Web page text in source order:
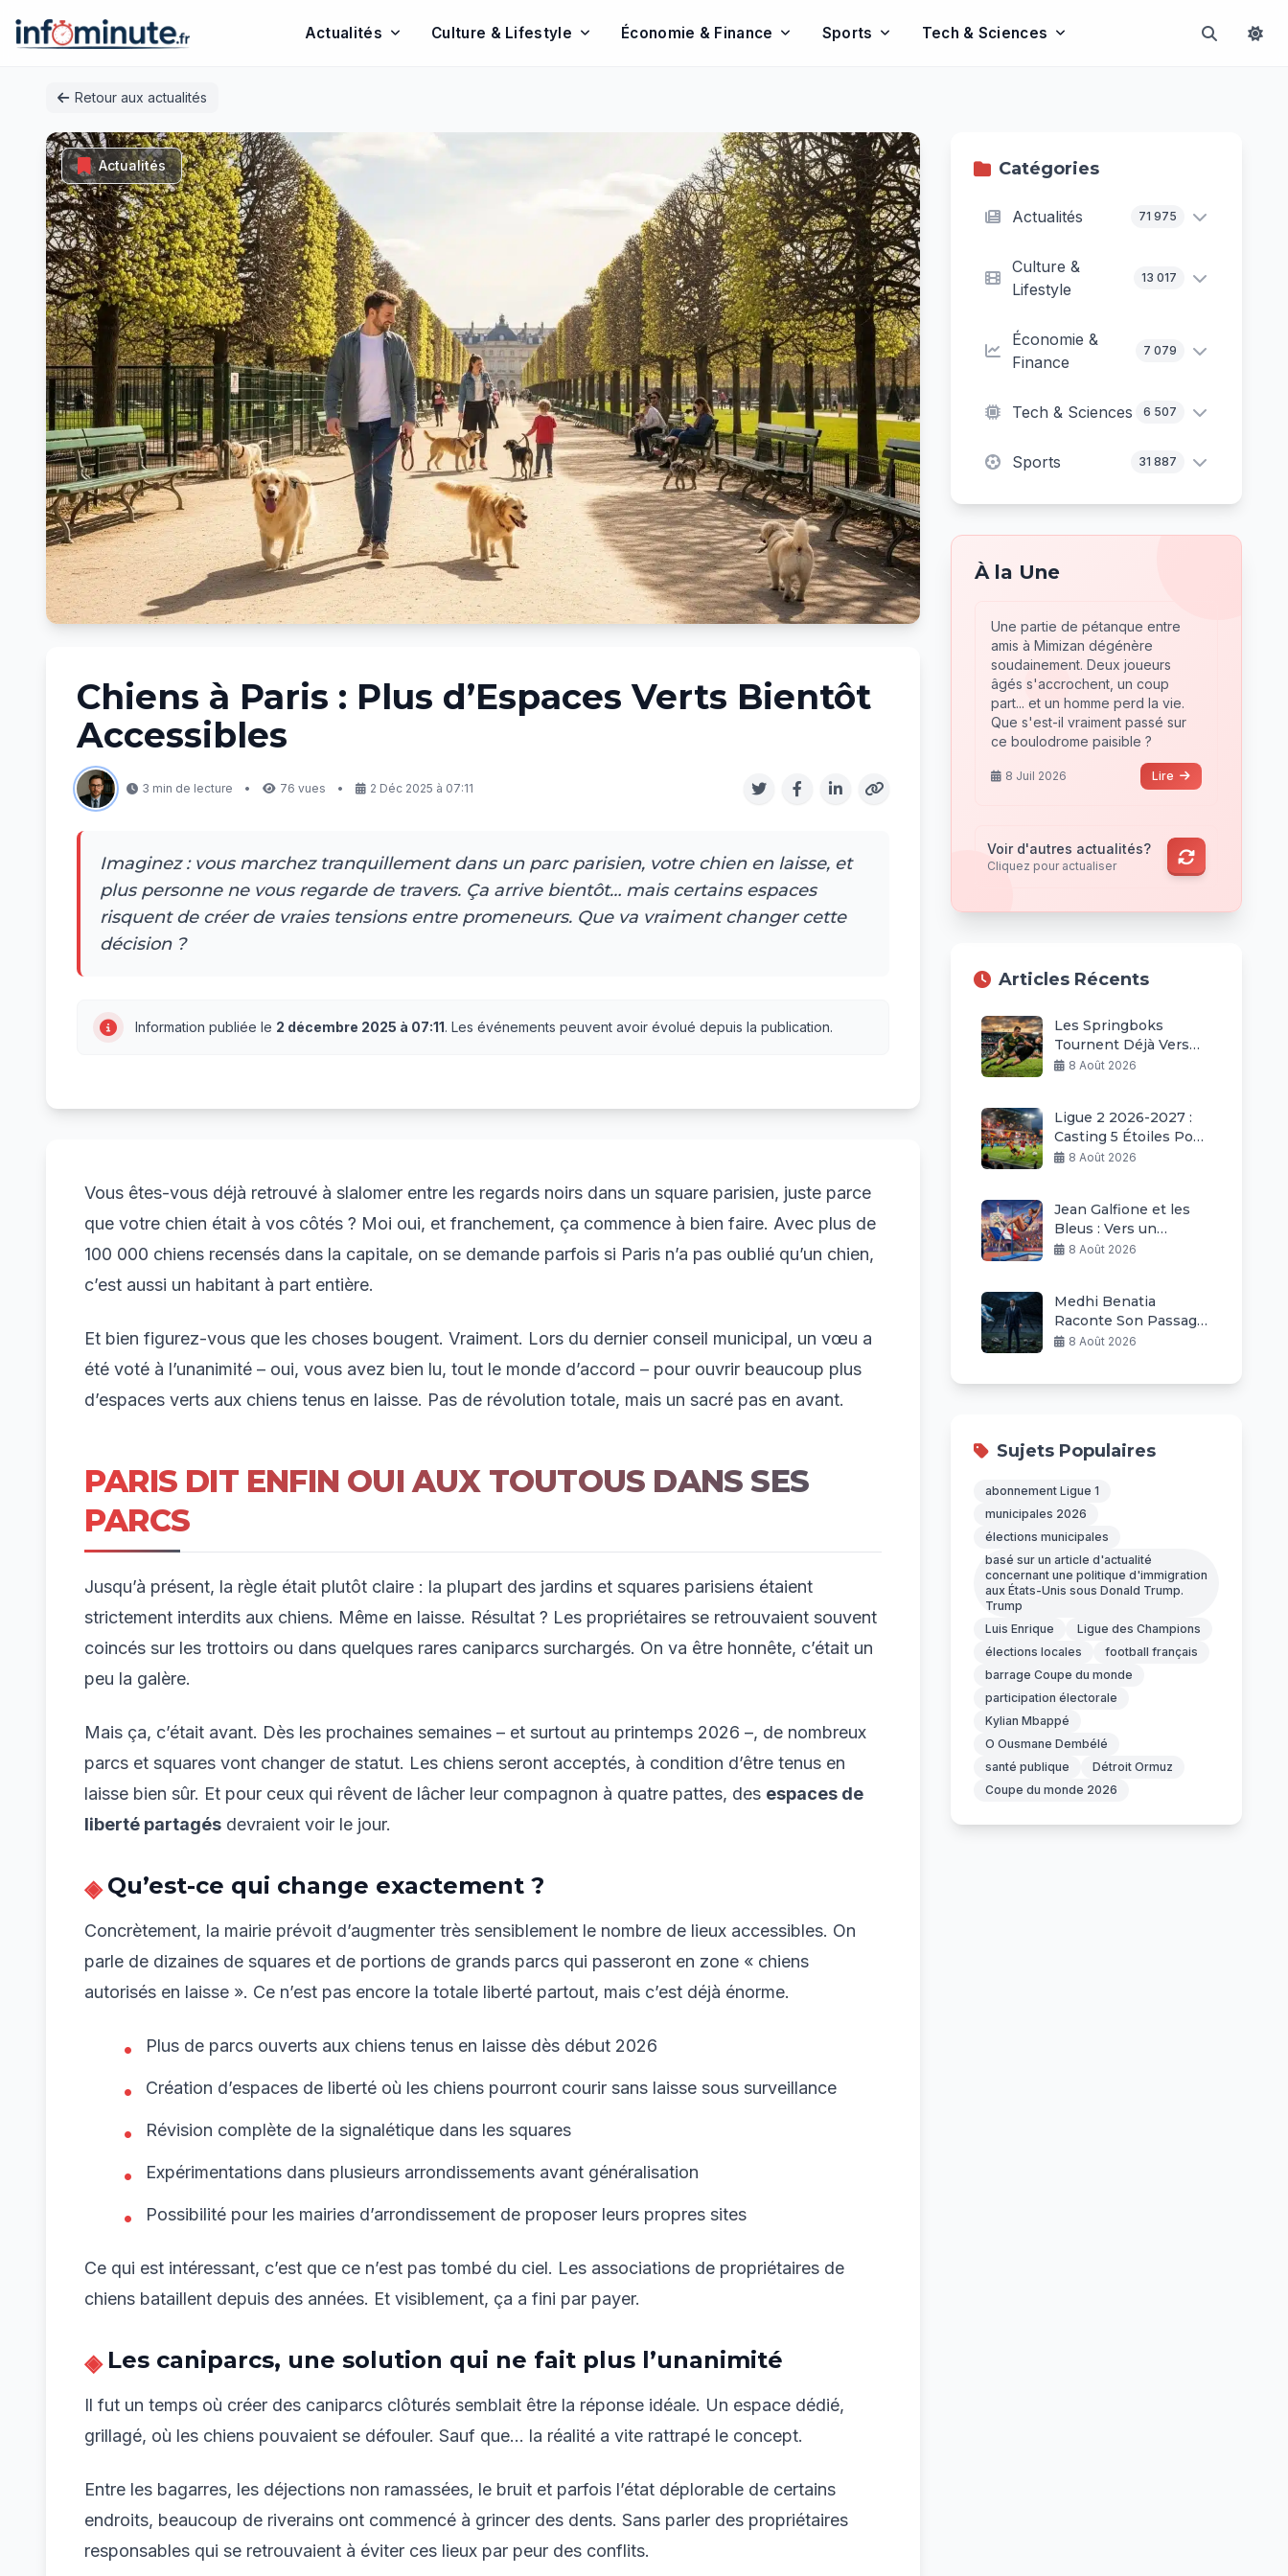
Actualités Culture & Lifestyle Économie & Finance Sports Tech & Sciences
Retour aux actualités
Actualités
Chiens à Paris : Plus d’Espaces Verts Bientôt
Accessibles
3 min de lecture • 76 vues • 2 Déc 2025 à 07:11
Imaginez : vous marchez tranquillement dans un parc parisien, votre chien en laisse, et
plus personne ne vous regarde de travers. Ça arrive bientôt… mais certains espaces
risquent de créer de vraies tensions entre promeneurs. Que va vraiment changer cette
décision ?
Information publiée le 2 décembre 2025 à 07:11. Les événements peuvent avoir évolué depuis la publication.
Vous êtes-vous déjà retrouvé à slalomer entre les regards noirs dans un square parisien, juste parce
que votre chien était à vos côtés ? Moi oui, et franchement, ça commence à bien faire. Avec plus de
100 000 chiens recensés dans la capitale, on se demande parfois si Paris n’a pas oublié qu’un chien,
c’est aussi un habitant à part entière.
Et bien figurez-vous que les choses bougent. Vraiment. Lors du dernier conseil municipal, un vœu a
été voté à l’unanimité – oui, vous avez bien lu, tout le monde d’accord – pour ouvrir beaucoup plus
d’espaces verts aux chiens tenus en laisse. Pas de révolution totale, mais un sacré pas en avant.
PARIS DIT ENFIN OUI AUX TOUTOUS DANS SES
PARCS
Jusqu’à présent, la règle était plutôt claire : la plupart des jardins et squares parisiens étaient
strictement interdits aux chiens. Même en laisse. Résultat ? Les propriétaires se retrouvaient souvent
coincés sur les trottoirs ou dans quelques rares caniparcs surchargés. On va être honnête, c’était un
peu la galère.
Mais ça, c’était avant. Dès les prochaines semaines – et surtout au printemps 2026 –, de nombreux
parcs et squares vont changer de statut. Les chiens seront acceptés, à condition d’être tenus en
laisse bien sûr. Et pour ceux qui rêvent de lâcher leur compagnon à quatre pattes, des espaces de
liberté partagés devraient voir le jour.
Qu’est-ce qui change exactement ?
Concrètement, la mairie prévoit d’augmenter très sensiblement le nombre de lieux accessibles. On
parle de dizaines de squares et de portions de grands parcs qui passeront en zone « chiens
autorisés en laisse ». Ce n’est pas encore la totale liberté partout, mais c’est déjà énorme.
Plus de parcs ouverts aux chiens tenus en laisse dès début 2026
Création d’espaces de liberté où les chiens pourront courir sans laisse sous surveillance
Révision complète de la signalétique dans les squares
Expérimentations dans plusieurs arrondissements avant généralisation
Possibilité pour les mairies d’arrondissement de proposer leurs propres sites
Ce qui est intéressant, c’est que ce n’est pas tombé du ciel. Les associations de propriétaires de
chiens bataillent depuis des années. Et visiblement, ça a fini par payer.
Les caniparcs, une solution qui ne fait plus l’unanimité
Il fut un temps où créer des caniparcs clôturés semblait être la réponse idéale. Un espace dédié,
grillagé, où les chiens pouvaient se défouler. Sauf que… la réalité a vite rattrapé le concept.
Entre les bagarres, les déjections non ramassées, le bruit et parfois l’état déplorable de certains
endroits, beaucoup de riverains ont commencé à grincer des dents. Sans parler des propriétaires
responsables qui se retrouvaient à éviter ces lieux par peur des conflits.
Catégories
Actualités 71 975
Culture &
Lifestyle
13 017
Économie &
Finance
7 079
Tech & Sciences 6 507
Sports 31 887
À la Une
Une partie de pétanque entre
amis à Mimizan dégénère
soudainement. Deux joueurs
âgés s'accrochent, un coup
part... et un homme perd la vie.
Que s'est-il vraiment passé sur
ce boulodrome paisible ?
8 Juil 2026 Lire
Voir d'autres actualités?
Cliquez pour actualiser
Articles Récents
Les Springboks
Tournent Déjà Vers
Les All Blacks
8 Août 2026
Ligue 2 2026-2027 :
Casting 5 Étoiles Pour
Une Saison Explosive
8 Août 2026
Jean Galfione et les
Bleus : Vers un
Renouveau pour 2028
8 Août 2026
Medhi Benatia
Raconte Son Passage
Explosif à l’OM : Une
8 Août 2026
Sujets Populaires
abonnement Ligue 1
municipales 2026
élections municipales
basé sur un article d'actualité
concernant une politique d'immigration
aux États-Unis sous Donald Trump.
Trump
Luis Enrique
Ligue des Champions
élections locales
football français
barrage Coupe du monde
participation électorale
Kylian Mbappé
O Ousmane Dembélé
santé publique
Détroit Ormuz
Coupe du monde 2026